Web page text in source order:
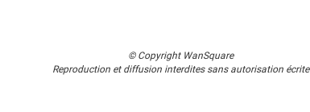
© Copyright WanSquare
Reproduction et diffusion interdites sans autorisation écrite